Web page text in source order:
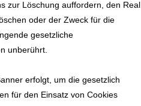
zur Löschung auffordern, den Real
oder der Zweck für die
gesetzliche
unberührt.
erfolgt, um die gesetzlich
für den Einsatz von Cookies